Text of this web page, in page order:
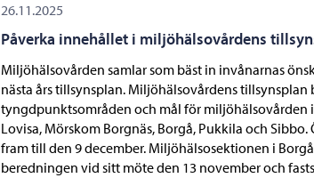
26.11.2025
Påverka innehållet i miljöhälsovårdens
Miljöhälsovården samlar som bäst in invånarnas
nästa års tillsynsplan. Miljöhälsovårdens tillsynsplan
tyngdpunktsområden och mål för miljöhälsovården
Lovisa, Mörskom Borgnäs, Borgå, Pukkila och
fram till den 9 december. Miljöhälsosektionen i
beredningen vid sitt möte den 13 november och